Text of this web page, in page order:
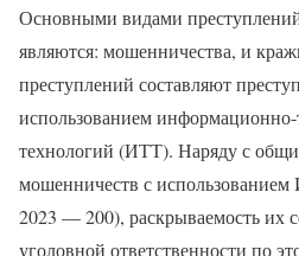
Основными видами
являются: мошенничества, и
преступлений составляют
использованием
технологий (ИТТ). Наряду с
мошенничеств с
2023 — 200), раскрываемость их
уголовной ответственности по